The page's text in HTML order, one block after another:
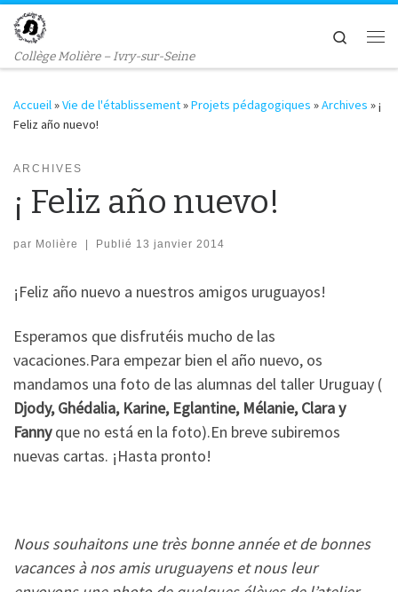
Passer au contenu
Collège Molière – Ivry-sur-Seine
Search
Accueil »Vie de l'établissement»Projets pédagogiques »Archives »¡
Feliz año nuevo!
ARCHIVES
¡ Feliz año nuevo!
par Molière Publié 13 janvier 2014
¡Feliz año nuevo a nuestros amigos uruguayos!
Esperamos que disfrutéis mucho de las
vacaciones.Para empezar bien el año nuevo, os
mandamos una foto de las alumnas del taller Uruguay (
Djody, Ghédalia, Karine, Eglantine, Mélanie, Clara y
Fannyque no está en la foto).En breve subiremos
nuevas cartas. ¡Hasta pronto!
Nous souhaitons une très bonne année et de bonnes
vacances à nos amis uruguayens et nous leur